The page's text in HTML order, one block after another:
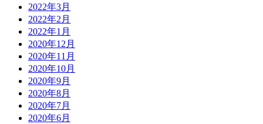
2022年3月
2022年2月
2022年1月
2020年12月
2020年11月
2020年10月
2020年9月
2020年8月
2020年7月
2020年6月